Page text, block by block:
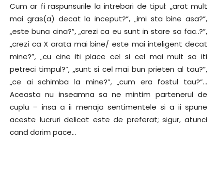
Cum ar fi raspunsurile la intrebari de tipul: „arat mult
mai gras(a) decat la inceput?”, „imi sta bine asa?”,
„este buna cina?”, „crezi ca eu sunt in stare sa fac..?”,
„crezi ca X arata mai bine/ este mai inteligent decat
mine?”, „cu cine iti place cel si cel mai mult sa iti
petreci timpul?”, „sunt si cel mai bun prieten al tau?”,
„ce ai schimba la mine?”, „cum era fostul tau?”…
Aceasta nu inseamna sa ne mintim partenerul de
cuplu – insa a ii menaja sentimentele si a ii spune
aceste lucruri delicat este de preferat; sigur, atunci
cand dorim pace…